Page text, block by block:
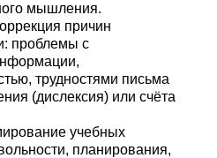
мышления.
причин
проблемы с
трудностями письма
(дислексия) или счёта
учебных
планирования,